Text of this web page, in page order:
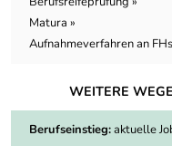
Matura »
Aufnahmeverfahren an
WEITERE
Berufseinstieg:aktuelle